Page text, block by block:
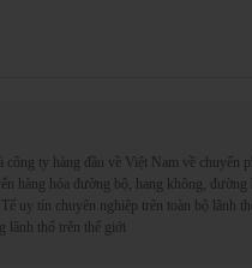
công ty hàng đầu về Việt Nam về chuyển
hàng hóa đường bộ, hang không, đường
uy tín chuyên nghiệp trên toàn bộ lãnh
lãnh thổ trên thế giới